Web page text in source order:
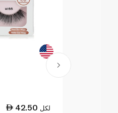
42.50 لكل